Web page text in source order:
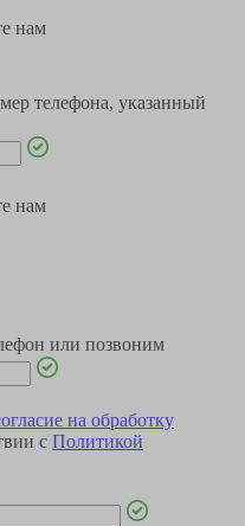
нам
телефона, указанный
нам
или позвоним
на обработку
с Политикой